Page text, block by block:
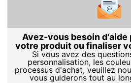
Avez-vous besoin
votre produit ou finaliser
Si vous avez des
personnalisation, les
processus d'achat, veuillez
vous guiderons tout au